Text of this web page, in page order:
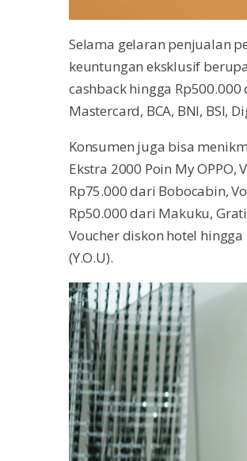
Selama gelaran penjualan
keuntungan eksklusif
cashback hingga
Mastercard, BCA, BNI, BSI,
Konsumen juga bisa
Ekstra 2000 Poin My
Rp75.000 dari Bobocabin,
Rp50.000 dari Makuku,
Voucher diskon hotel
(Y.O.U).